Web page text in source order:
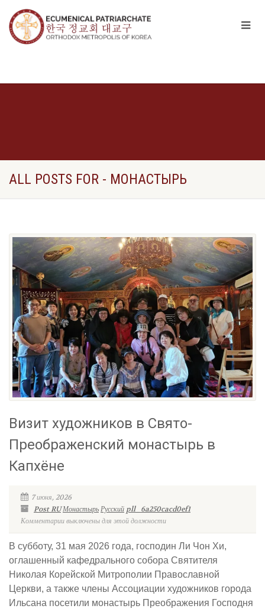
ALL POSTS FOR - МОНАСТЫРЬ
Визит художников в Свято-
Преображенский монастырь в
Капхёне
7 июня, 2026
Post RUМонастырьРусский pll_6a250cacd0ef1
Комментарии выключены для этой должности
В субботу, 31 мая 2026 года, господин Ли Чон Хи,
оглашенный кафедрального собора Святителя
Николая Корейской Митрополии Православной
Церкви, а также члены Ассоциации художников города
Ильсана посетили монастырь Преображения Господня